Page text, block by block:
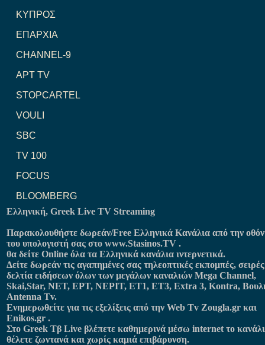
ΚΥΠΡΟΣ
ΕΠΑΡΧΙΑ
CHANNEL-9
ΑΡΤ TV
STOPCARTEL
VOULI
SBC
TV 100
FOCUS
BLOOMBERG
Ελληνική, Greek Live TV Streaming
Παρακολουθήστε δωρεάν/Free Ελληνικά Κανάλια από την
του υπολογιστή σας στο www.Stasinos.TV .
θα δείτε Online όλα τα Ελληνικά κανάλια ιντερνετικά.
Δείτε δωρεάν τις αγαπημένες σας τηλεοπτικές εκπομπές,
δελτία ειδήσεων όλων των μεγάλων καναλιών Mega Channel,
Skai,Star, NET, ΕΡΤ, ΝΕΡΙΤ, ET1, ET3, Extra 3, Kontra,
Antenna Tv.
Ενημερωθείτε για τις εξελίξεις από την Web Tv Zougla.gr και
Enikos.gr .
Στο Greek Tβ Live βλέπετε καθημερινά μέσω internet το
θέλετε ζωντανά και χωρίς καμιά επιβάρυνση.